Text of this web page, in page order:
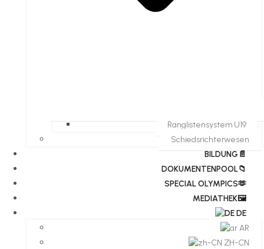
Ranglistensystem U19
Schiedsrichterwesen
BILDUNG📄
DOKUMENTENPOOL📁
​​SPECIAL OLYMPICS🫶
MEDIATHEK🖼️​
DE
AR
ZH-CN